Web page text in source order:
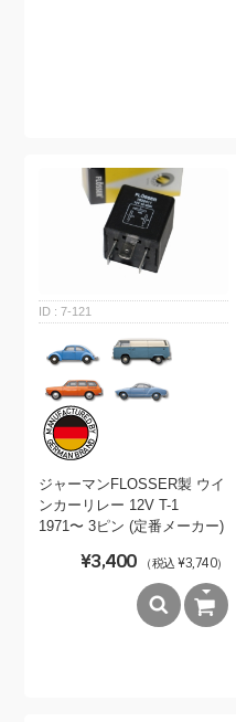
7-121
ジャーマンFLOSSER製 ウイ
ンカーリレー 12V T-1
1971〜 3ピン (定番メーカー)
¥3,400 （税込 ¥3,740）